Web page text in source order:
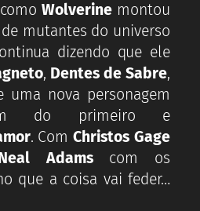
Wolverine montou
mutantes do universo
dizendo que ele
, Dentes de Sabre,
uma nova personagem
do primeiro e
. ComChristos Gage
Adamscom os
que a coisa vai feder…